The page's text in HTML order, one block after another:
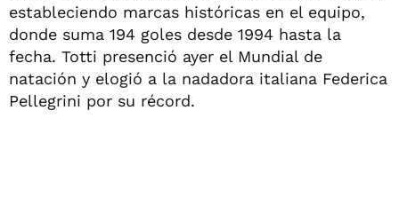
estableciendo marcas históricas en el equipo,
donde suma 194 goles desde 1994 hasta la
fecha. Totti presenció ayer el Mundial de
natación y elogió a la nadadora italiana Federica
Pellegrini por su récord.